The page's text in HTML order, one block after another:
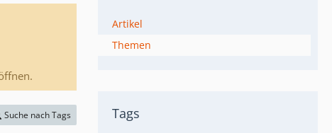
Suche nach Tags
Artikel
Themen
Tags